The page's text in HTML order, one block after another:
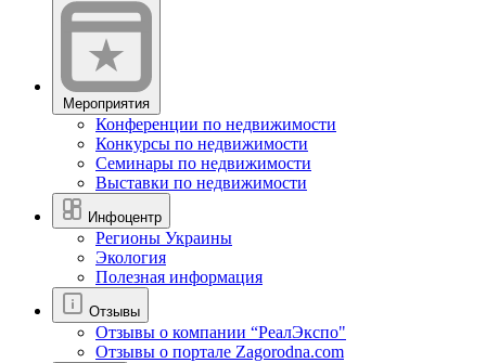
Мероприятия
Конференции по недвижимости
Конкурсы по недвижимости
Семинары по недвижимости
Выставки по недвижимости
Инфоцентр
Регионы Украины
Экология
Полезная информация
Отзывы
Отзывы о компании “РеалЭкспо"
Отзывы о портале Zagorodna.com